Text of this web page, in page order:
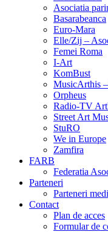
Asociatia
Basarabeanca
Euro-Mara
Elle/Zij –
Femei Roma
I-Art
KomBust
MusicArthis
Orpheus
Radio-TV
Street Art
StuRO
We in Europe
Zamfira
FARB
Federatia
Parteneri
Parteneri
Contact
Plan de acces
Formular de